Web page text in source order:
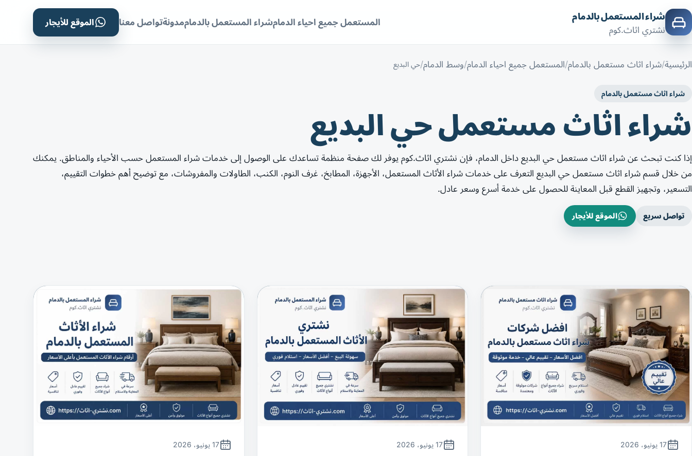
شراء المستعمل بالدمام
نشتري اثاث.كوم
المستعمل جميع احياء الدمامشراء المستعمل بالدماممدونةتواصل معنا الموقع للأيجار
الرئيسية شراء اثاث مستعمل بالدمام المستعمل جميع احياء الدمام وسط الدمام حي البديع
شراء اثاث مستعمل بالدمام
شراء اثاث مستعمل حي البديع
إذا كنت تبحث عن شراء اثاث مستعمل حي البديع داخل الدمام، فإن نشتري اثاث.كوم يوفر لك صفحة منظمة تساعدك على الوصول إلى خدمات شراء المستعمل حسب الأحياء والمناطق. يمكنك
من خلال قسم شراء اثاث مستعمل حي البديع التعرف على خدمات شراء الأثاث المستعمل، الأجهزة، المطابخ، غرف النوم، الكنب، الطاولات والمفروشات، مع توضيح أهم خطوات التقييم،
التسعير، وتجهيز القطع قبل المعاينة للحصول على خدمة أسرع وسعر عادل.
تواصل سريع الموقع للأيجار
17 يونيو، 2026 17 يونيو، 2026 17 يونيو، 2026